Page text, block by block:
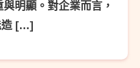
明顯。對企業而言，
造 […]